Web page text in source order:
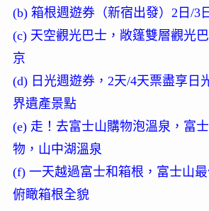
(b) 箱根週遊券（新宿出發）2日/3
(c) 天空觀光巴士，敞篷雙層觀光
京
(d) 日光週遊券，2天/4天票盡享日
界遺產景點
(e) 走！去富士山購物泡溫泉，富
物，山中湖溫泉
(f) 一天越過富士和箱根，富士山
俯瞰箱根全貌